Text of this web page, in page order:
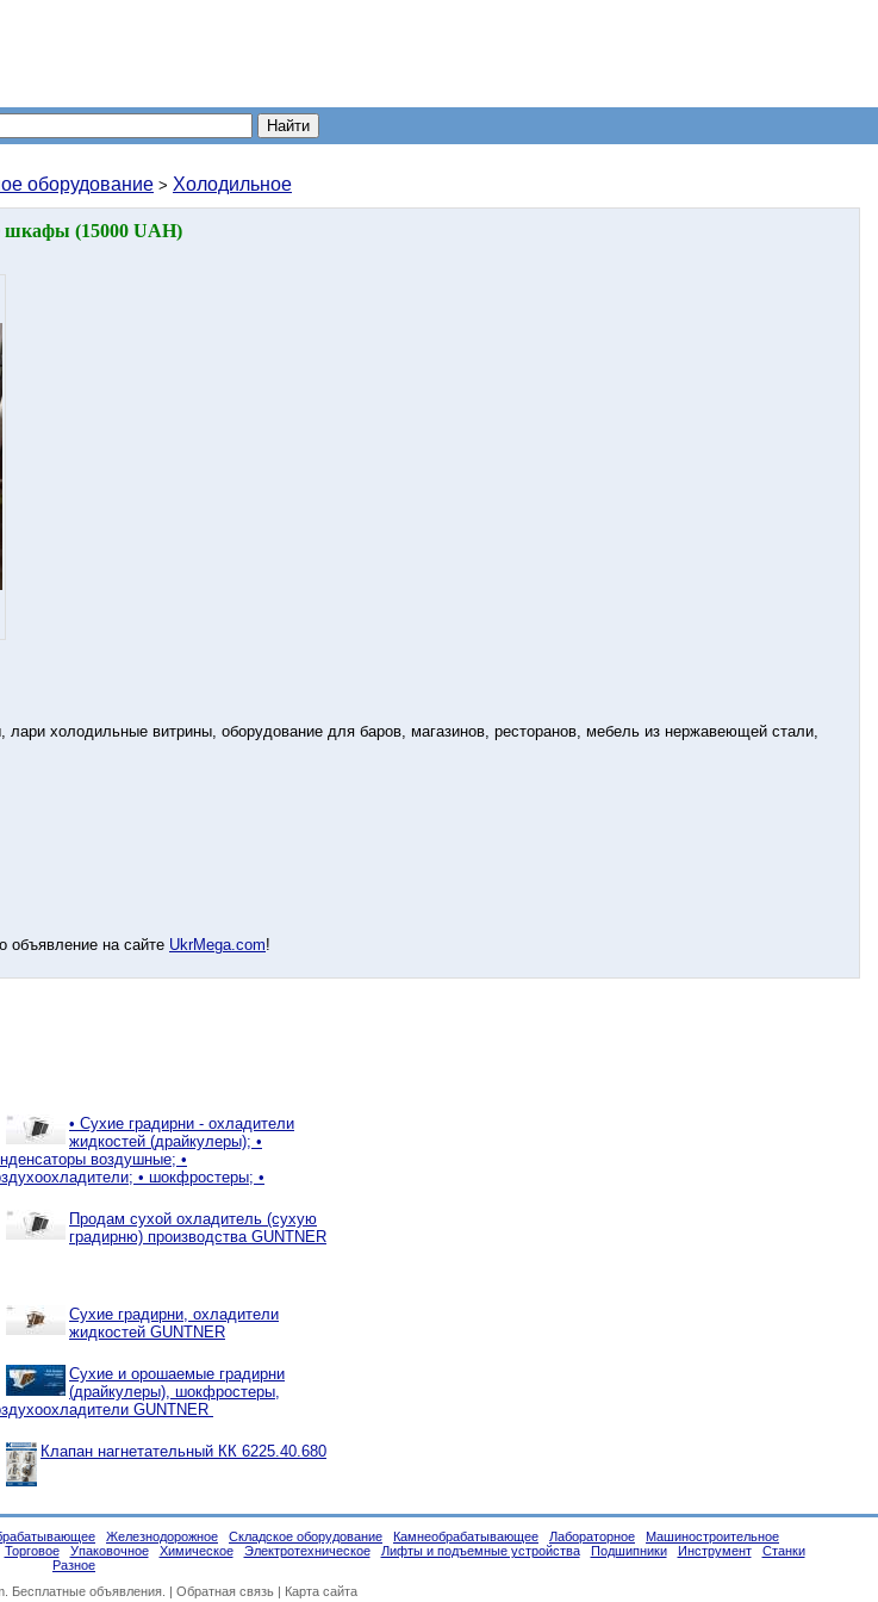
оборудование > Холодильное
шкафы (15000 UAH)
холодильные витрины, оборудование для баров, магазинов, ресторанов, мебель из нержавеющей стали,
объявление на сайте UkrMega.com!
• Сухие градирни - охладители
жидкостей (драйкулеры); •
воздушные; •
• шокфростеры; •
Продам сухой охладитель (сухую
градирню) производства GUNTNER
Сухие градирни, охладители
жидкостей GUNTNER
Сухие и орошаемые градирни
(драйкулеры), шокфростеры,
GUNTNER
Клапан нагнетательный КК 6225.40.680
Железнодорожное Складское оборудование Камнеобрабатывающее Лабораторное
Машиностроительное
Торговое Упаковочное Химическое Электротехническое Лифты и подъемные устройства Подшипники Инструмент
Станки
Разное
. Бесплатные объявления. | Обратная связь| Карта сайта